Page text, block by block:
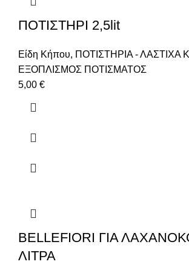
ΠΟΤΙΣΤΗΡΙ 2,5lit
Είδη Κήπου, ΠΟΤΙΣΤΗΡΙΑ - ΛΑΣΤΙΧΑ
ΕΞΟΠΛΙΣΜΟΣ ΠΟΤΙΣΜΑΤΟΣ
5,00 €
BELLEFIORI ΓΙΑ
ΛΙΤΡΑ